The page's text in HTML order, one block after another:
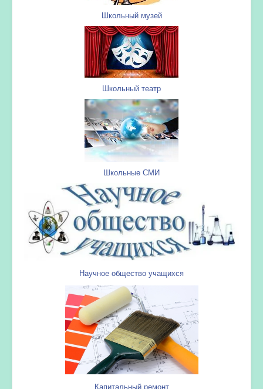
Школьный музей
Школьный театр
Школьные СМИ
Научное общество учащихся
Капитальный ремонт